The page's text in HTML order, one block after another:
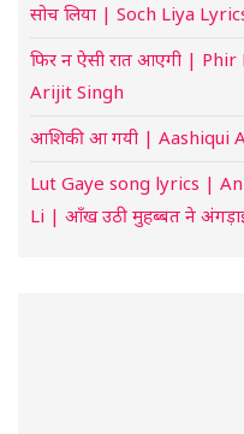
सोच लिया | Soch Liya
फिर न ऐसी रात आएगी |
Arijit Singh
आशिकी आ गयी | Aashiqui
Lut Gaye song lyrics |
Li | आँख उठी मुहब्बत ने